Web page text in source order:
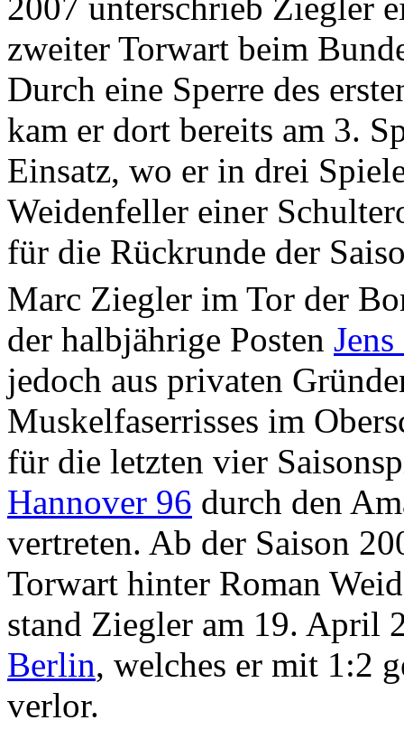
zweiter Torwart beim
Durch eine Sperre des
kam er dort bereits am 3.
Einsatz, wo er in drei
Weidenfeller einer
für die Rückrunde der
Marc Ziegler im Tor der
der halbjährige Posten
jedoch aus privaten
Muskelfaserrisses im
für die letzten vier
Hannover 96 durch den
vertreten. Ab der Saison
Torwart hinter Roman
stand Ziegler am 19. April
Berlin, welches er mit 1:2
verlor.